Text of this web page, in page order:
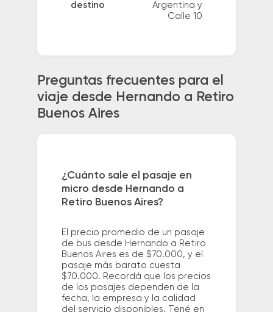
destino
Argentina y
Calle 10
Preguntas frecuentes para el
viaje desde Hernando a Retiro
Buenos Aires
¿Cuánto sale el pasaje en
micro desde Hernando a
Retiro Buenos Aires?
El precio promedio de un pasaje
de bus desde Hernando a Retiro
Buenos Aires es de $70.000, y el
pasaje más barato cuesta
$70.000. Recordá que los precios
de los pasajes dependen de la
fecha, la empresa y la calidad
del servicio disponibles. Tené en